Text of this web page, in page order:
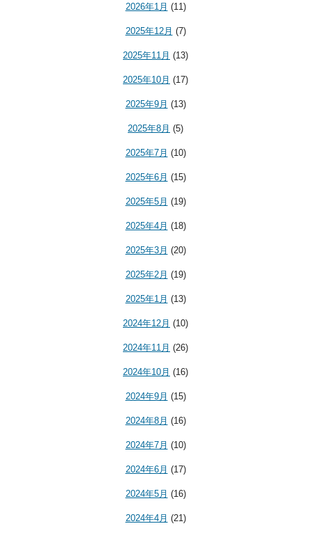
2026年1月 (11)
2025年12月 (7)
2025年11月 (13)
2025年10月 (17)
2025年9月 (13)
2025年8月 (5)
2025年7月 (10)
2025年6月 (15)
2025年5月 (19)
2025年4月 (18)
2025年3月 (20)
2025年2月 (19)
2025年1月 (13)
2024年12月 (10)
2024年11月 (26)
2024年10月 (16)
2024年9月 (15)
2024年8月 (16)
2024年7月 (10)
2024年6月 (17)
2024年5月 (16)
2024年4月 (21)